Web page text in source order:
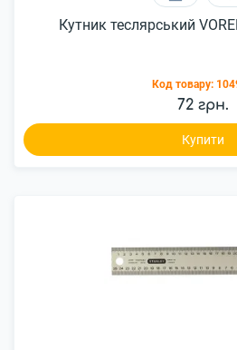
Кутник теслярський
Код товару:
72 грн.
Купити